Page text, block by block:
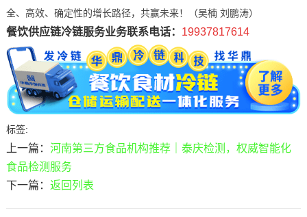
全、高效、确定性的增长路径，共赢未来！（吴楠 刘鹏涛）
餐饮供应链冷链服务业务联系电话： 19937817614
标签:
上一篇： 河南第三方食品机构推荐｜泰庆检测，权威智能化
食品检测服务
下一篇： 返回列表